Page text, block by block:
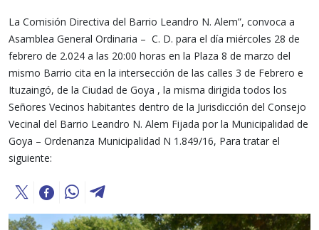
La Comisión Directiva del Barrio Leandro N. Alem”, convoca a
Asamblea General Ordinaria – C. D. para el día miércoles 28 de
febrero de 2.024 a las 20:00 horas en la Plaza 8 de marzo del
mismo Barrio cita en la intersección de las calles 3 de Febrero e
Ituzaingó, de la Ciudad de Goya , la misma dirigida todos los
Señores Vecinos habitantes dentro de la Jurisdicción del Consejo
Vecinal del Barrio Leandro N. Alem Fijada por la Municipalidad de
Goya – Ordenanza Municipalidad N 1.849/16, Para tratar el
siguiente: